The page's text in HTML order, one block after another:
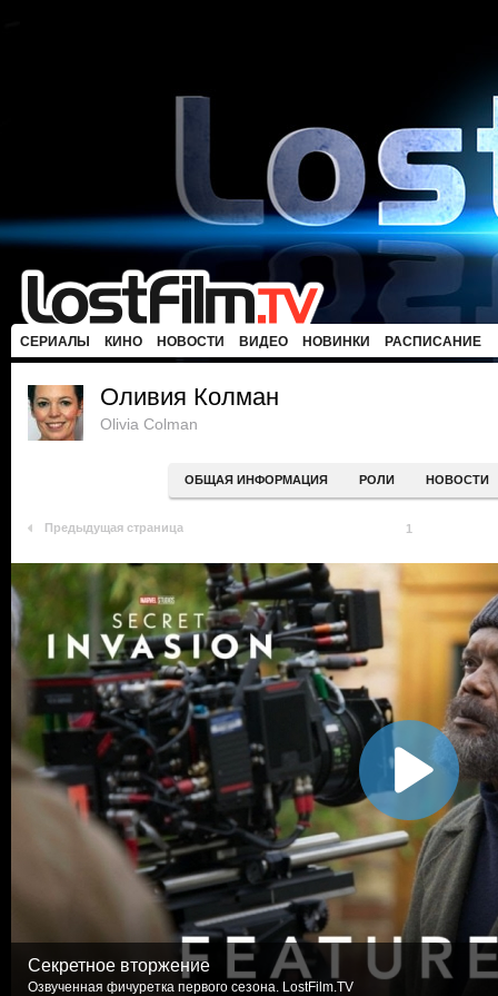
СЕРИАЛЫ КИНО НОВОСТИ ВИДЕО НОВИНКИ РАСПИСАНИЕ
Оливия Колман
Olivia Colman
ОБЩАЯ ИНФОРМАЦИЯ РОЛИ НОВОСТИ
Предыдущая страница 1
Секретное вторжение
Озвученная фичуретка первого сезона. LostFilm.TV